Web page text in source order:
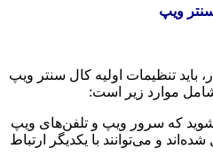
ویپ
باید تنظیمات اولیه کال سنتر ویپ
شامل موارد زیر است:
که سرور ویپ و تلفن‌های ویپ
و می‌توانند با یکدیگر ارتباط